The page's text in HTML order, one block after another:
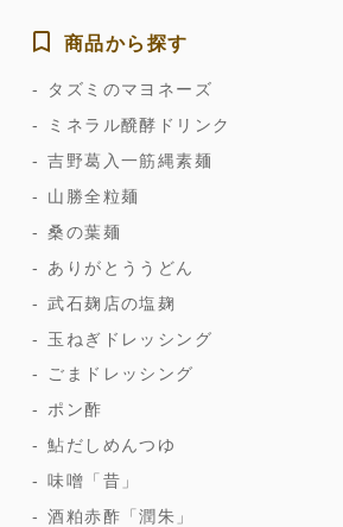
商品から探す
タズミのマヨネーズ
ミネラル醗酵ドリンク
吉野葛入一筋縄素麺
山勝全粒麺
桑の葉麺
ありがとううどん
武石麹店の塩麹
玉ねぎドレッシング
ごまドレッシング
ポン酢
鮎だしめんつゆ
味噌「昔」
酒粕赤酢「潤朱」